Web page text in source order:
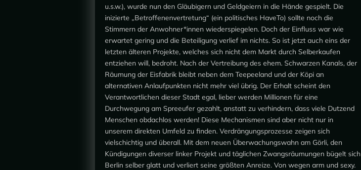
u.s.w.), wurde nun den Gläubigern und Geldgeiern in die Hände gespielt. Die
inizierte „Betroffenenvertretung“ (ein politisches HaveTo) sollte noch die
Stimmern der Anwohner*innen wiederspiegelen. Doch der Einfluss war wie
erwartet gering und die Beteiligung verlief im nichts. So ist jetzt auch eins der
letzten älteren Projekte, welches sich nicht dem Markt durch Selberkaufen
entziehen will, bedroht. Nach der Vertreibung des ehem. Schwarzen Kanals, der
Räumung der Eisfabrik bleibt neben dem Teepeeland und der Köpi an
alternativen Anlaufpunkten nicht mehr viel übrig. Der Erhalt scheint den
Verantwortlichen dieser Stadt egal, lieber werden Millionen für eine
Durchwegung am Spreeufer gezahlt, anstatt zu verhindern, dass viele Dutzend
Menschen obdachlos werden! Diese Mechanismen sind aber nicht nur in
unserem direkten Umfeld zu finden. Verdrängungsprozesse zeigen sich
vielschichtig und überall. Mit dem neuen Überwachungswahn am Görli, den
Kündigungen diverser linker Projekt und täglichen Zwangsräumungen bügelt sich
Berlin selber glatt und verliert seine größten Anreize. Von wegen arm und sexy.